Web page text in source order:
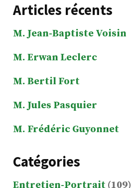
Articles récents
M. Jean-Baptiste Voisin
M. Erwan Leclerc
M. Bertil Fort
M. Jules Pasquier
M. Frédéric Guyonnet
Catégories
Entretien-Portrait (109)